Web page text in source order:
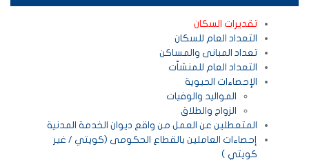
تقديرات السكان
التعداد العام للسكان
تعداد المبانى والمساكن
التعداد العام للمنشاّت
الإحصاءات الحيوية
المواليد والوفيات
الزواج والطلاق
المتعطلين عن العمل من واقع ديوان الخدمة المدنية
إحصاءات العاملين بالقطاع الحكومى (كويتي / غير
كويتي )